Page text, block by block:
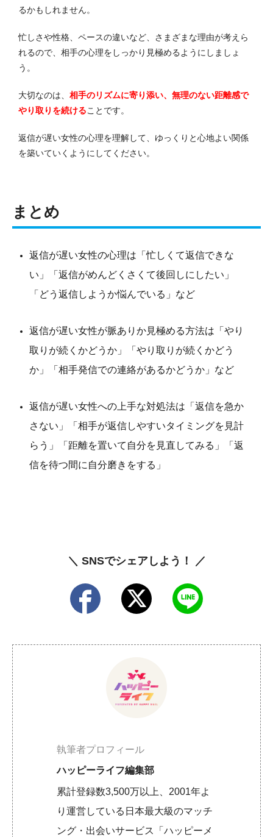
るかもしれません。
忙しさや性格、ペースの違いなど、さまざまな理由が考えら
れるので、相手の心理をしっかり見極めるようにしましょ
う。
大切なのは、 相手のリズムに寄り添い、無理のない距離感で
やり取りを続けることです。
返信が遅い女性の心理を理解して、ゆっくりと心地よい関係
を築いていくようにしてください。
まとめ
返信が遅い女性の心理は「忙しくて返信できな
い」「返信がめんどくさくて後回しにしたい」
「どう返信しようか悩んでいる」など
返信が遅い女性が脈ありか見極める方法は「やり
取りが続くかどうか」「やり取りが続くかどう
か」「相手発信での連絡があるかどうか」など
返信が遅い女性への上手な対処法は「返信を急か
さない」「相手が返信しやすいタイミングを見計
らう」「距離を置いて自分を見直してみる」「返
信を待つ間に自分磨きをする」
＼ SNSでシェアしよう！ ／
執筆者プロフィール
ハッピーライフ編集部
累計登録数3,500万以上、2001年よ
り運営している日本最大級のマッチ
ング・出会いサービス「ハッピーメ